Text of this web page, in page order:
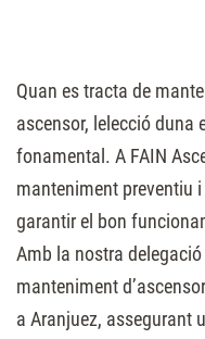
Quan es tracta de
ascensor, lelecció duna
fonamental. A FAIN
manteniment preventiu
garantir el bon
Amb la nostra
manteniment
a Aranjuez, assegurant